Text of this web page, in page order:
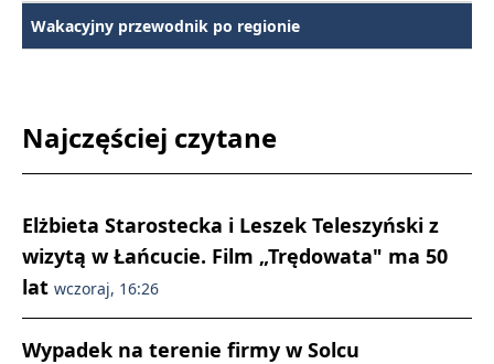
Wakacyjny przewodnik po regionie
Najczęściej czytane
Elżbieta Starostecka i Leszek Teleszyński z
wizytą w Łańcucie. Film „Trędowata" ma 50
lat wczoraj, 16:26
Wypadek na terenie firmy w Solcu